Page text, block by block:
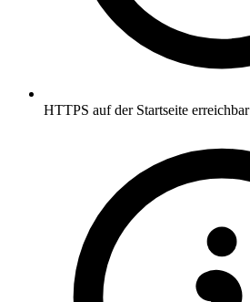
HTTPS auf der Startseite erreichbar